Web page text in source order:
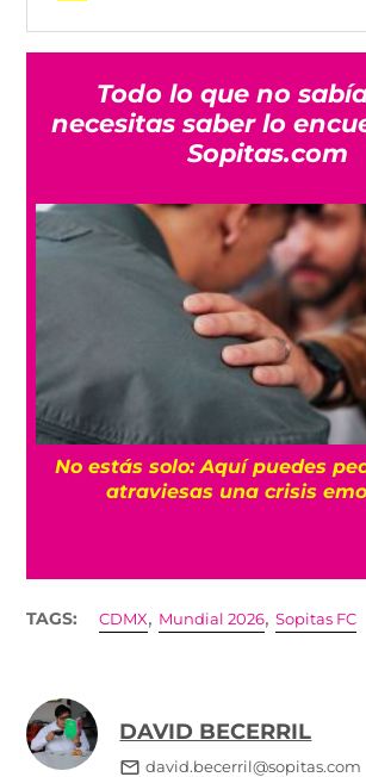
Todo lo que no
necesitas saber lo
Sopitas.com
No estás solo: Aquí puedes
atraviesas una crisis
TAGS: CDMX, Mundial 2026,Sopitas FC
DAVID BECERRIL
david.becerril@sopitas.com